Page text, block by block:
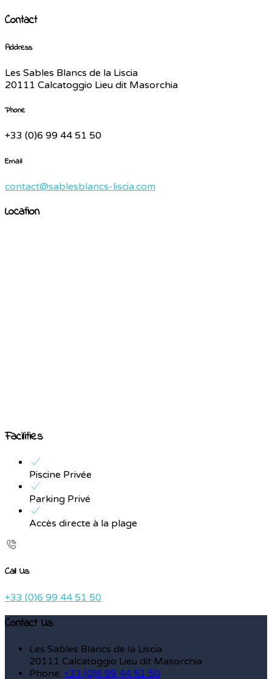
Contact
Address
Les Sables Blancs de la Liscia
20111 Calcatoggio Lieu dit Masorchia
Phone
+33 (0)6 99 44 51 50
Email
contact@sablesblancs-liscia.com
Location
Facilities
Piscine Privée
Parking Privé
Accès directe à la plage
Call Us
+33 (0)6 99 44 51 50
Contact Us
Les Sables Blancs de la Liscia
20111 Calcatoggio Lieu dit Masorchia
Phone: +33 (0)6 99 44 51 50